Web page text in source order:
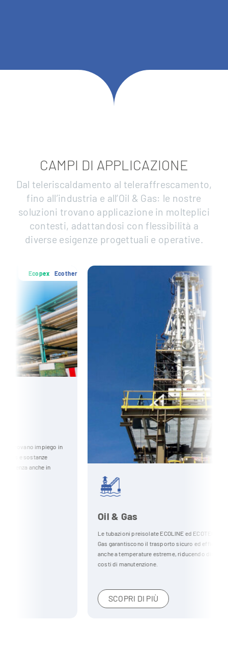
CAMPI DI APPLICAZIONE
Dal teleriscaldamento al teleraffrescamento,
fino all’industria e all’Oil & Gas: le nostre
soluzioni trovano applicazione in molteplici
contesti, adattandosi con flessibilità a
diverse esigenze progettuali e operative.
Ecopex
Le tubazioni preisolate ECOLINE ed ECOTECH per il settore Oil &
Gas garantiscono il trasporto sicuro ed efficiente di liquidi e gas,
anche a temperature estreme, riducendo dispersioni termiche e
costi di manutenzione.
SCOPRI DI PIÙ